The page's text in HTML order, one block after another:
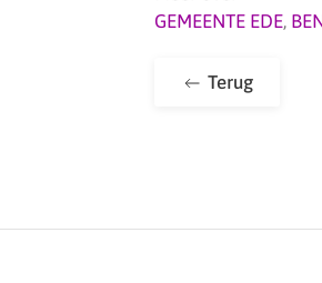
GEMEENTE EDE,
Terug